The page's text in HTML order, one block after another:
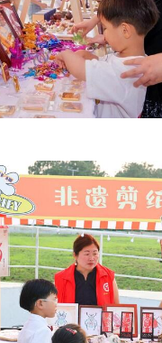
文脉
资料下载
新闻宣传
对外宣传
文化文艺
文化惠民
体制改革
品牌活动
精神文明